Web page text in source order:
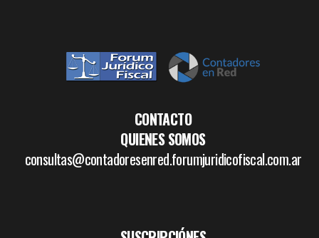
CONTACTO
QUIENES SOMOS
consultas@contadoresenred.forumjuridicofiscal.com.ar